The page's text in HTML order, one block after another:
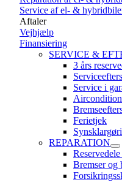
Service af el- &
Aftaler
Vejhjælp
Finansiering
SERVICE &
3 års
Service i
Ferietjek
REPARATION
Bremser og